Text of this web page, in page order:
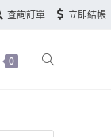
查詢訂單 立即結帳
0